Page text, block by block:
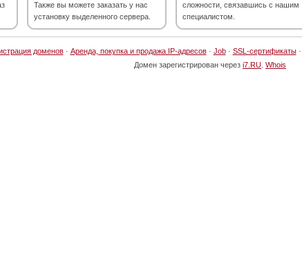
Также вы можете заказать у нас
установку выделенного сервера.
сложности, связавшись с нашим
специалистом.
доменов· Аренда, покупка и продажа IP-адресов· Job· SSL-сертификаты·
Домен зарегистрирован через i7.RU Whois